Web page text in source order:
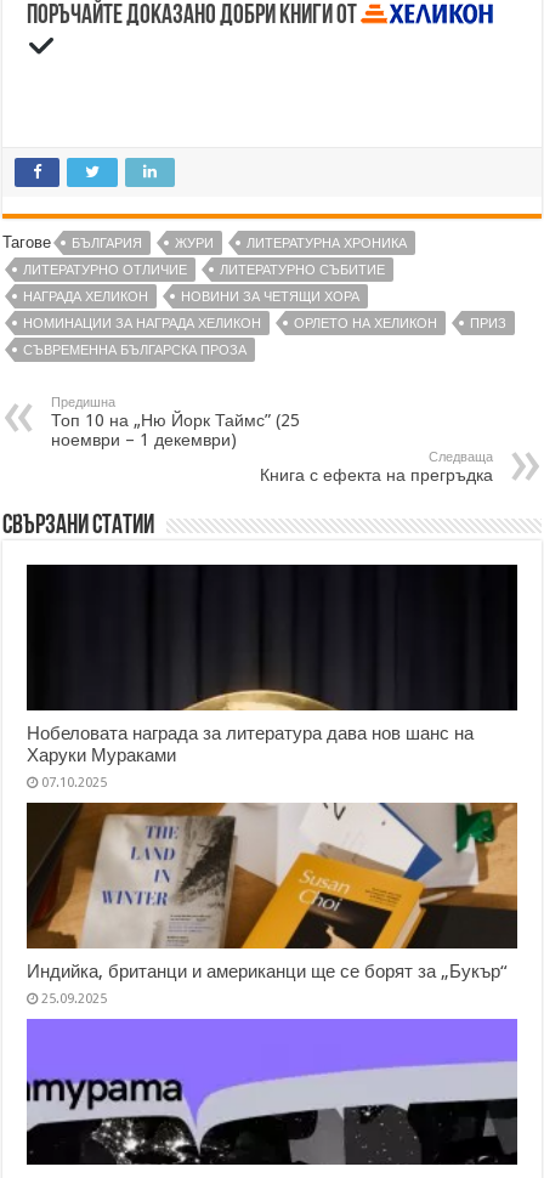
Поръчайте доказано добри книги от
Тагове БЪЛГАРИЯ ЖУРИ
ЛИТЕРАТУРНА ХРОНИКА
ЛИТЕРАТУРНО ОТЛИЧИЕ
ЛИТЕРАТУРНО СЪБИТИЕ
НАГРАДА ХЕЛИКОН
НОВИНИ ЗА ЧЕТЯЩИ ХОРА
НОМИНАЦИИ ЗА НАГРАДА ХЕЛИКОН
ОРЛЕТО НА ХЕЛИКОН
ПРИЗ
СЪВРЕМЕННА БЪЛГАРСКА ПРОЗА
Предишна
Топ 10 на „Ню Йорк Таймс” (25
ноември – 1 декември)
Следваща
Книга с ефекта на прегръдка
Свързани статии
Нобеловата награда за литература дава нов шанс на
Харуки Мураками
07.10.2025
Индийка, британци и американци ще се борят за „Букър“
25.09.2025